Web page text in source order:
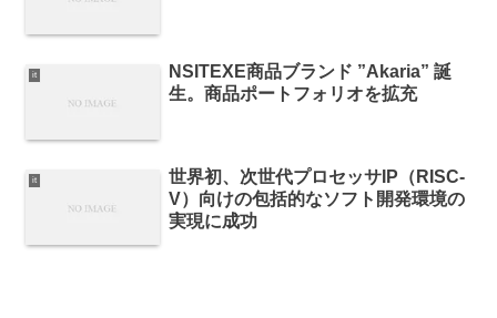
it
NSITEXE商品ブランド ”Akaria” 誕
生。商品ポートフォリオを拡充
it
世界初、次世代プロセッサIP（RISC-
V）向けの包括的なソフト開発環境の
実現に成功